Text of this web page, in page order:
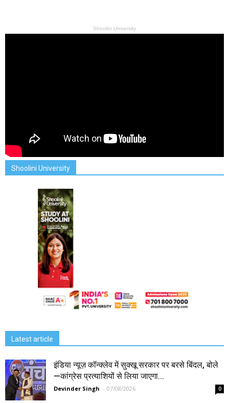
Shoolini University
Shoolini University
Latest article
इंडिया न्यूज़ कॉन्क्लेव में सुक्खू सरकार पर बरसे बिंदल, बोले
—कांग्रेस प्रत्याशियों से लिया जाएगा...
Devinder Singh - 07/08/2026 0